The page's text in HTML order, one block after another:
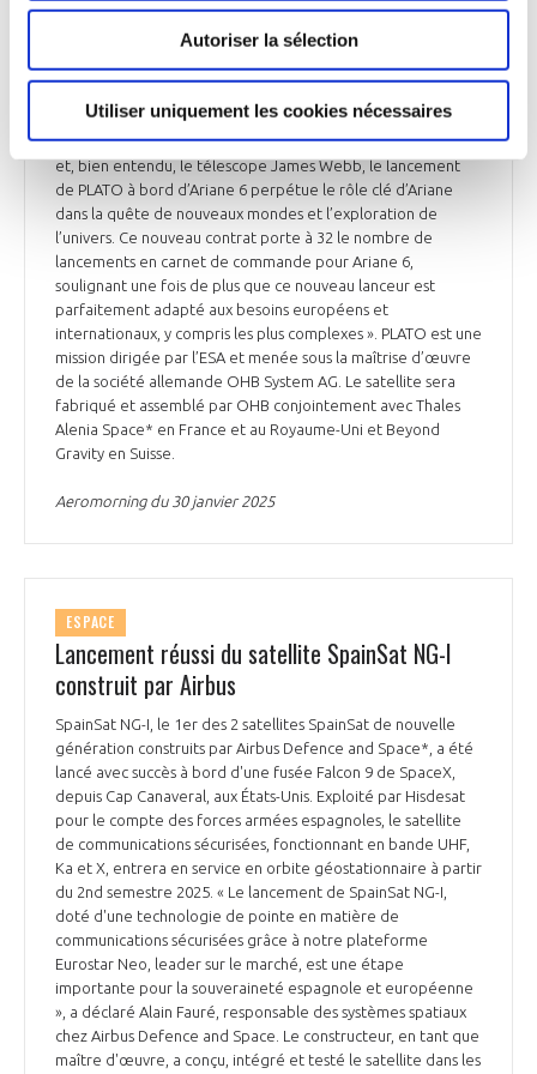
Autoriser la sélection
Utiliser uniquement les cookies nécessaires
PLATO (PLAnetary Transits and Oscillations of stars). Le
satellite sera lancé fin 2026 à bord d’une Ariane 62 depuis le
président exécutif d’Arianespace, a déclaré : « Après des
missions scientifiques majeures comme JUICE, BepiColombo
et, bien entendu, le télescope James Webb, le lancement
de PLATO à bord d’Ariane 6 perpétue le rôle clé d’Ariane
dans la quête de nouveaux mondes et l’exploration de
l’univers. Ce nouveau contrat porte à 32 le nombre de
lancements en carnet de commande pour Ariane 6,
soulignant une fois de plus que ce nouveau lanceur est
parfaitement adapté aux besoins européens et
internationaux, y compris les plus complexes ». PLATO est une
mission dirigée par l’ESA et menée sous la maîtrise d’œuvre
de la société allemande OHB System AG. Le satellite sera
fabriqué et assemblé par OHB conjointement avec Thales
Alenia Space* en France et au Royaume-Uni et Beyond
Gravity en Suisse.
Aeromorning du 30 janvier 2025
ESPACE
Lancement réussi du satellite SpainSat NG-I
construit par Airbus
SpainSat NG-I, le 1er des 2 satellites SpainSat de nouvelle
génération construits par Airbus Defence and Space*, a été
lancé avec succès à bord d'une fusée Falcon 9 de SpaceX,
depuis Cap Canaveral, aux États-Unis. Exploité par Hisdesat
pour le compte des forces armées espagnoles, le satellite
de communications sécurisées, fonctionnant en bande UHF,
Ka et X, entrera en service en orbite géostationnaire à partir
du 2nd semestre 2025. « Le lancement de SpainSat NG-I,
doté d'une technologie de pointe en matière de
communications sécurisées grâce à notre plateforme
Eurostar Neo, leader sur le marché, est une étape
importante pour la souveraineté espagnole et européenne
», a déclaré Alain Fauré, responsable des systèmes spatiaux
chez Airbus Defence and Space. Le constructeur, en tant que
maître d'œuvre, a conçu, intégré et testé le satellite dans les